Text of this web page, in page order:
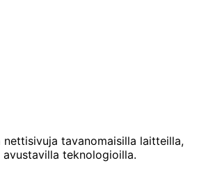
tavanomaisilla laitteilla,
teknologioilla.